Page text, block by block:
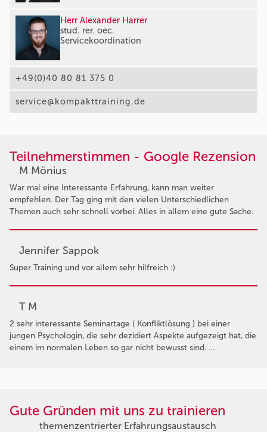
Herr Alexander Harrer
stud. rer. oec.
Servicekoordination
+49(0)40 80 81 375 0
service@kompakttraining.de
Teilnehmerstimmen - Google Rezension
M Mönius
War mal eine Interessante Erfahrung, kann man weiter
empfehlen. Der Tag ging mit den vielen Unterschiedlichen
Themen auch sehr schnell vorbei. Alles in allem eine gute Sache.
Jennifer Sappok
Super Training und vor allem sehr hilfreich :)
T M
2 sehr interessante Seminartage ( Konfliktlösung ) bei einer
jungen Psychologin, die sehr dezidiert Aspekte aufgezeigt hat, die
einem im normalen Leben so gar nicht bewusst sind. …
Gute Gründen mit uns zu trainieren
themenzentrierter Erfahrungsaustausch